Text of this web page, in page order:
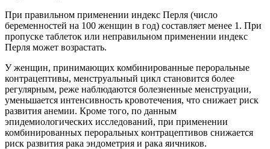
При правильном применении индекс Перля (число
беременностей на 100 женщин в год) составляет менее 1. При
пропуске таблеток или неправильном применении индекс
Перля может возрастать.
У женщин, принимающих комбинированные пероральные
контрацептивы, менструальный цикл становится более
регулярным, реже наблюдаются болезненные менструации,
уменьшается интенсивность кровотечения, что снижает риск
развития анемии. Кроме того, по данным
эпидемиологических исследований, при применении
комбинированных пероральных контрацептивов снижается
риск развития рака эндометрия и рака яичников.